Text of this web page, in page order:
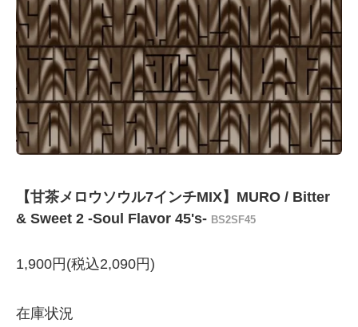
【甘茶メロウソウル7インチMIX】MURO / Bitter
& Sweet 2 -Soul Flavor 45's- BS2SF45
1,900円(税込2,090円)
在庫状況